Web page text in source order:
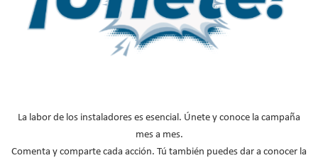
Ocupación *
La labor de los instaladores es esencial. Únete y conoce la campaña
mes a mes.
Comenta y comparte cada acción. Tú también puedes dar a conocer la